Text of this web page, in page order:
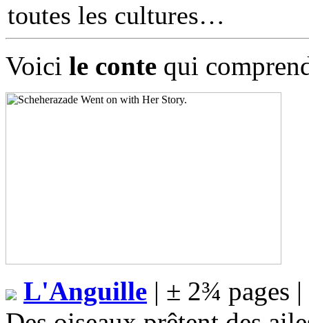
toutes les cultures
Voici le conte qui
L'Anguille | ± 2¾ pages |